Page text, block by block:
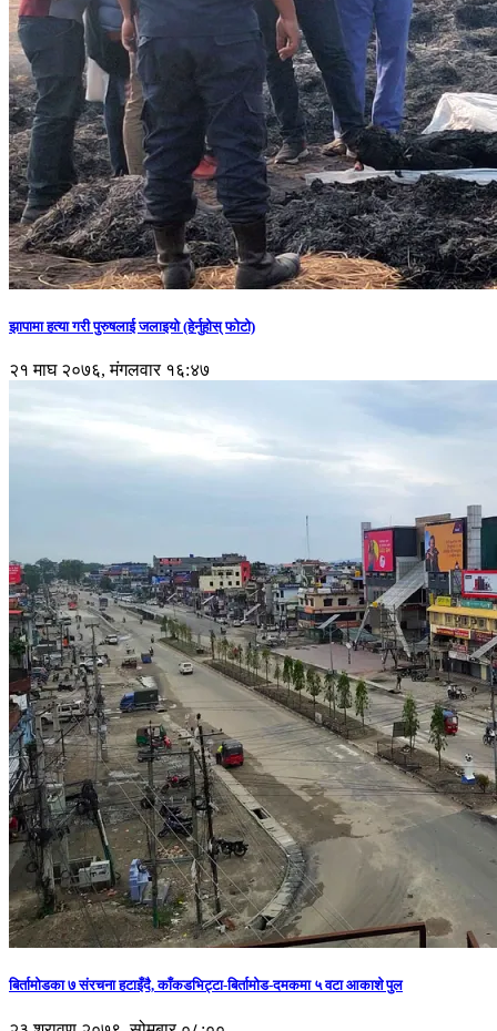
झापामा हत्या गरी पुरुषलाई जलाइयो (हेर्नुहाेस् फाेटाे)
२१ माघ २०७६, मंगलवार १६:४७
बिर्तामोडका ७ संरचना हटाइँदै, काँकडभिट्टा-बिर्तामोड-दमकमा ५ वटा आकाशे पुल